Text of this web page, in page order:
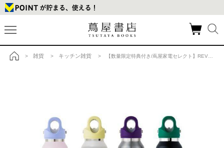
> 雑貨 > キッチン雑貨 > 【数量限定特典付き/蔦屋家電セレクト】REVOMAX真空断熱ボトル16oz グレージュ×バナナシェイクの商品詳細